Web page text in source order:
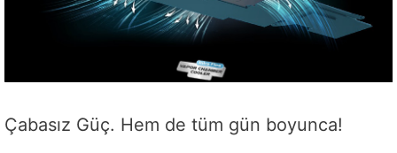
Çabasız Güç. Hem de tüm gün boyunca!